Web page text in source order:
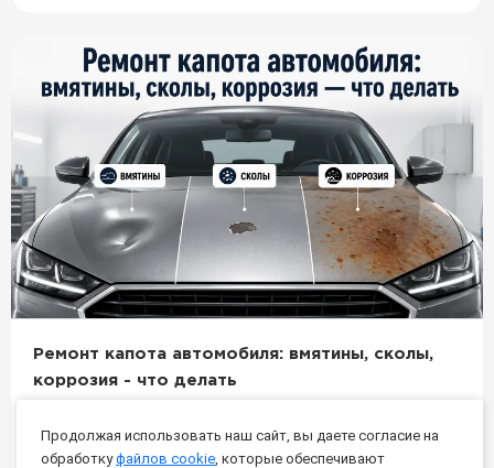
Ремонт капота автомобиля: вмятины, сколы,
коррозия - что делать
капота, разберём, когда достаточно локального
Продолжая использовать наш сайт, вы даете согласие на
обработкуфайлов cookie, которые обеспечивают